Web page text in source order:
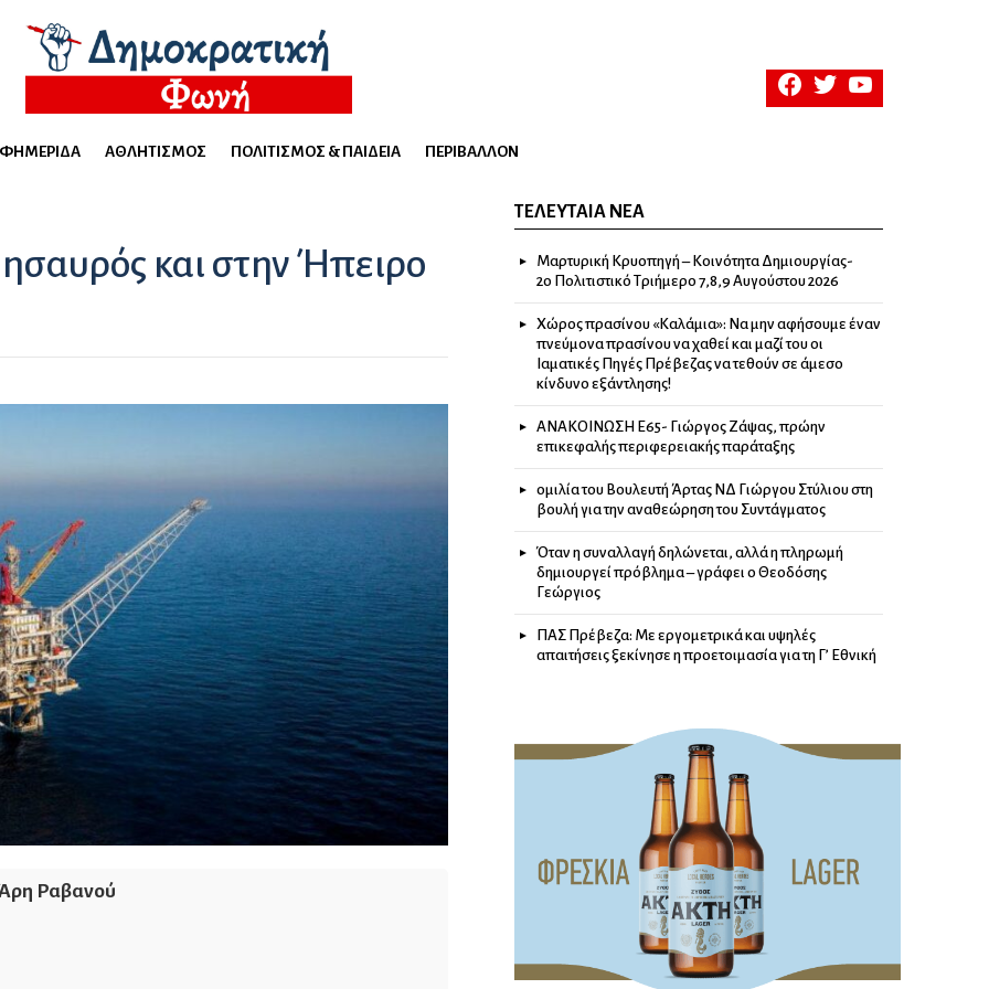
facebooktwitteryoutube
ΑΘΛΗΤΙΣΜΌΣ ΠΟΛΙΤΙΣΜΌΣ & ΠΑΙΔΕΊΑ ΠΕΡΙΒΆΛΛΟΝ
και στην Ήπειρο
Ραβανού
ΤΕΛΕΥΤΑΊΑ ΝΈΑ
Μαρτυρική Κρυοπηγή – Κοινότητα Δημιουργίας-
2ο Πολιτιστικό Τριήμερο 7,8,9 Αυγούστου 2026
Χώρος πρασίνου «Καλάμια»: Να μην αφήσουμε έναν
πνεύμονα πρασίνου να χαθεί και μαζί του οι
Ιαματικές Πηγές Πρέβεζας να τεθούν σε άμεσο
κίνδυνο εξάντλησης!
ΑΝΑΚΟΙΝΩΣΗ Ε65- Γιώργος Ζάψας, πρώην
επικεφαλής περιφερειακής παράταξης
ομιλία του Βουλευτή Άρτας ΝΔ Γιώργου Στύλιου στη
βουλή για την αναθεώρηση του Συντάγματος
Όταν η συναλλαγή δηλώνεται, αλλά η πληρωμή
δημιουργεί πρόβλημα – γράφει ο Θεοδόσης
Γεώργιος
ΠΑΣ Πρέβεζα: Με εργομετρικά και υψηλές
απαιτήσεις ξεκίνησε η προετοιμασία για τη Γ’ Εθνική